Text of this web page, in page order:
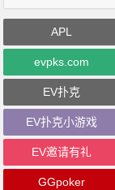
APL
evpks.com
EV扑克
EV扑克小游戏
EV邀请有礼
GGpoker